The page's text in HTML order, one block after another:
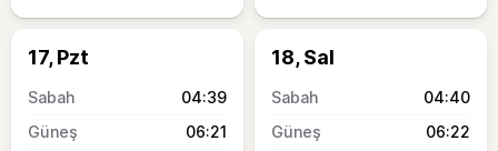
17, Pzt
04:39
06:21
18, Sal
04:40
06:22